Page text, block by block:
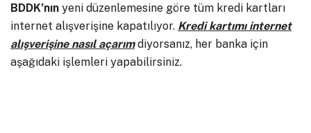
BDDK’nın yeni düzenlemesine göre tüm kredi kartları
internet alışverişine kapatılıyor. Kredi kartımı internet
alışverişine nasıl açarımdiyorsanız, her banka için
aşağıdaki işlemleri yapabilirsiniz.